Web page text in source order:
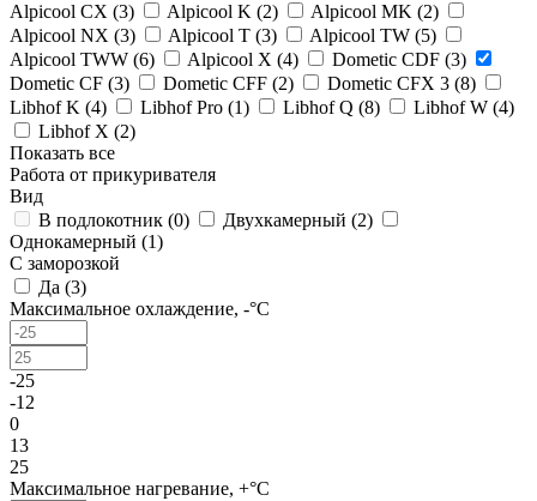
Alpicool CX (3) Alpicool K (2) Alpicool MK (2)
Alpicool NX (3) Alpicool T (3) Alpicool TW (5)
Alpicool TWW (6) Alpicool X (4) Dometic CDF (3)
Dometic CF (3) Dometic CFF (2) Dometic CFX 3 (8)
Libhof K (4) Libhof Pro (1) Libhof Q (8) Libhof W (4)
Libhof X (2)
Показать все
Работа от прикуривателя
Вид
В подлокотник (0) Двухкамерный (2)
Однокамерный (1)
С заморозкой
Да (3)
Максимальное охлаждение, -°C
-25
-12
0
13
25
Максимальное нагревание, +°C